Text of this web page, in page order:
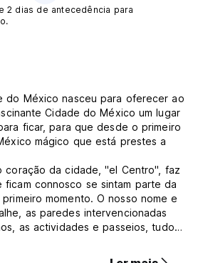
2 dias de antecedência para
do México nasceu para oferecer ao
Cidade do México um lugar
ficar, para que desde o primeiro
mágico que está prestes a
coração da cidade, "el Centro", faz
connosco se sintam parte da
momento. O nosso nome e
as paredes intervencionadas
as actividades e passeios, tudo
o Hostel Barrio dá-lhe a